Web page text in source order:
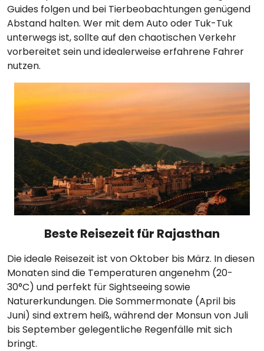
Guides folgen und bei Tierbeobachtungen genügend
Abstand halten. Wer mit dem Auto oder Tuk-Tuk
unterwegs ist, sollte auf den chaotischen Verkehr
vorbereitet sein und idealerweise erfahrene Fahrer
nutzen.
Beste Reisezeit für Rajasthan
Die ideale Reisezeit ist von Oktober bis März. In diesen
Monaten sind die Temperaturen angenehm (20-
30°C) und perfekt für Sightseeing sowie
Naturerkundungen. Die Sommermonate (April bis
Juni) sind extrem heiß, während der Monsun von Juli
bis September gelegentliche Regenfälle mit sich
bringt.